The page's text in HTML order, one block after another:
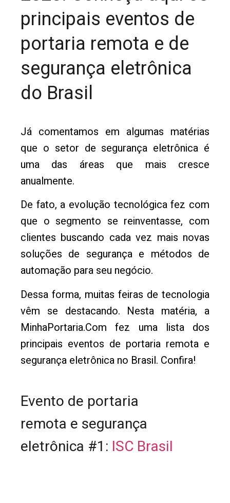
principais eventos de
portaria remota e de
segurança eletrônica
do Brasil
Já comentamos em algumas matérias
que o setor de segurança eletrônica é
uma das áreas que mais cresce
anualmente.
De fato, a evolução tecnológica fez com
que o segmento se reinventasse, com
clientes buscando cada vez mais novas
soluções de segurança e métodos de
automação para seu negócio.
Dessa forma, muitas feiras de tecnologia
vêm se destacando. Nesta matéria, a
MinhaPortaria.Com fez uma lista dos
principais eventos de portaria remota e
segurança eletrônica no Brasil. Confira!
Evento de portaria
remota e segurança
eletrônica #1: ISC Brasil